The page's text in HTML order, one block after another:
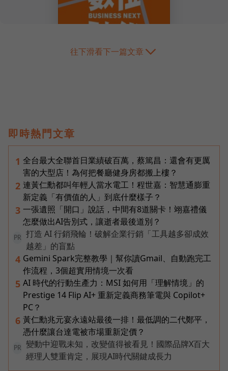
往下滑看下一篇文章
即時熱門文章
1 全台最大全聯首日業績破百萬，蔡篤昌：還會有更厲
害的大型店！為何把餐廳健身房都搬上樓？
2 連黃仁勳都叫年輕人當水電工！程世嘉：智慧通膨重
新定義「有價值的人」到底什麼樣子？
3 一張遺照「開口」說話，中間有8道關卡！翊嘉禮儀
怎麼做出AI告別式，讓逝者最後道別？
PR
打造 AI 行銷飛輪！破解企業行銷「工具越多卻成效
越差」的盲點
4 Gemini Spark完整教學｜幫你讀Gmail、自動跑完工
作流程，3個超實用情境一次看
5 AI 時代的行動生產力：MSI 如何用「理解情境」的
Prestige 14 Flip AI+ 重新定義商務筆電與 Copilot+
PC？
6 黃仁勳兆元宴永遠站最後一排！最低調的二代鄭平，
憑什麼讓台達電被市場重新定價？
PR
變動中迎戰未知，改變值得被看見！國際品牌X百大
經理人雙重肯定，展現AI時代關鍵成長力